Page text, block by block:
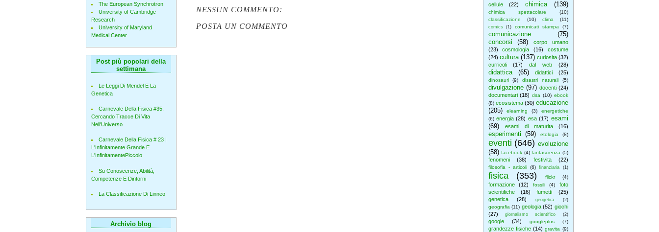
cellule (22) chimica (139)
chimica spettacolare
(10)
classificazione
(10) clima (11)
comics (1) comunicati stampa (7)
comunicazione
(75)
concorsi
(58)
corpo umano
(23)
cosmologia (16)
costume
(24) cultura (137) curiosita (32)
curricoli
(17) dal web (28)
didattica (65) didattici (25)
dinosauri (9) disastri naturali (5)
divulgazione (97) docenti (24)
documentari (18) dsa (10) ebook
(8) ecosistema (30) educazione
(205)
elearning (3)
energetiche
(6) energia (28) esa (17) esami
(69)
esami di maturita (16)
esperimenti (59) etologia (8)
eventi (646) evoluzione
(58) facebook (4) fantascienza (5)
fenomeni (38) festivita (22)
filosofia - articoli (6) finanziaria (1)
fisica (353) flickr (4)
formazione (12) fossili (4)
foto
scientifiche
(16) fumetti
(25)
genetica
(28) geogebra (2)
geografia (11) geologia (52) giochi
(27)
giornalismo scientifico (2)
google (34) googleplus (7)
grandezze fisiche (14) gravita (9)
NESSUN COMMENTO:
POSTA UN COMMENTO
The European Synchrotron
University of Cambridge-
Research
University of Maryland
Medical Center
Post più popolari della
settimana
Le Leggi Di Mendel E La
Genetica
Carnevale Della Fisica #35:
Cercando Tracce Di Vita
Nell'Universo
Carnevale Della Fisica # 23 |
L'Infinitamente Grande E
L'InfinitamentePiccolo
Su Conoscenze, Abilità,
Competenze E Dintorni
La Classificazione Di Linneo
Archivio blog